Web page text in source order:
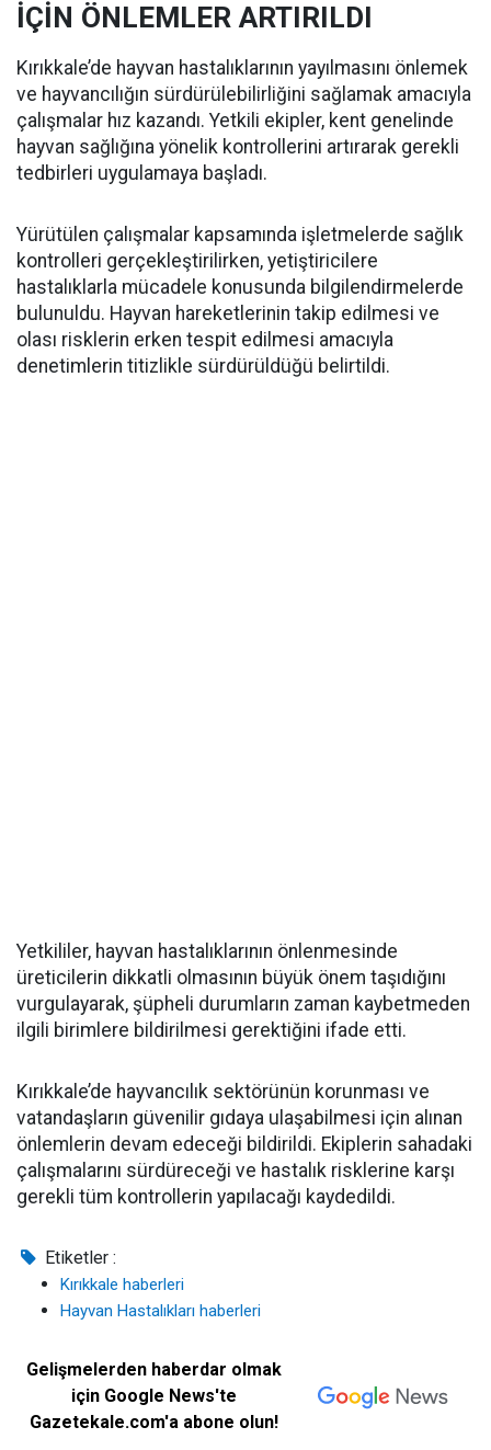
İÇİN ÖNLEMLER ARTIRILDI
Kırıkkale’de hayvan hastalıklarının yayılmasını önlemek
ve hayvancılığın sürdürülebilirliğini sağlamak amacıyla
çalışmalar hız kazandı. Yetkili ekipler, kent genelinde
hayvan sağlığına yönelik kontrollerini artırarak gerekli
tedbirleri uygulamaya başladı.
Yürütülen çalışmalar kapsamında işletmelerde sağlık
kontrolleri gerçekleştirilirken, yetiştiricilere
hastalıklarla mücadele konusunda bilgilendirmelerde
bulunuldu. Hayvan hareketlerinin takip edilmesi ve
olası risklerin erken tespit edilmesi amacıyla
denetimlerin titizlikle sürdürüldüğü belirtildi.
Yetkililer, hayvan hastalıklarının önlenmesinde
üreticilerin dikkatli olmasının büyük önem taşıdığını
vurgulayarak, şüpheli durumların zaman kaybetmeden
ilgili birimlere bildirilmesi gerektiğini ifade etti.
Kırıkkale’de hayvancılık sektörünün korunması ve
vatandaşların güvenilir gıdaya ulaşabilmesi için alınan
önlemlerin devam edeceği bildirildi. Ekiplerin sahadaki
çalışmalarını sürdüreceği ve hastalık risklerine karşı
gerekli tüm kontrollerin yapılacağı kaydedildi.
Etiketler :
Kırıkkale haberleri
Hayvan Hastalıkları haberleri
Gelişmelerden haberdar olmak
için Google News'te
Gazetekale.com'a abone olun!